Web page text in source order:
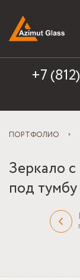
+7
ПОРТФОЛИО
Зеркало
под